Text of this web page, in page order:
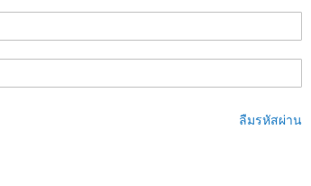
ลืมรหัสผ่าน